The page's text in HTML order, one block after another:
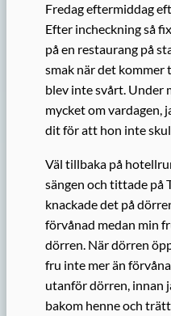
Fredag eftermiddag
Efter incheckning så
på en restaurang på
smak när det kommer
blev inte svårt. Under
mycket om vardagen,
dit för att hon inte
Väl tillbaka på
sängen och tittade på
knackade det på
förvånad medan min
dörren. När dörren
fru inte mer än
utanför dörren, innan
bakom henne och